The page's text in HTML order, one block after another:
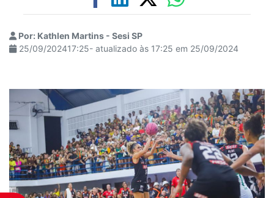
Por: Kathlen Martins - Sesi SP
25/09/202417:25- atualizado às 17:25 em 25/09/2024